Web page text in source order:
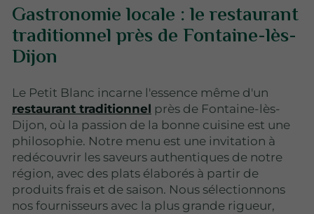
Gastronomie locale : le restaurant
traditionnel près de Fontaine-lès-
Dijon
Le Petit Blanc incarne l'essence même d'un
restaurant traditionnel près de Fontaine-lès-
Dijon, où la passion de la bonne cuisine est une
philosophie. Notre menu est une invitation à
redécouvrir les saveurs authentiques de notre
région, avec des plats élaborés à partir de
produits frais et de saison. Nous sélectionnons
nos fournisseurs avec la plus grande rigueur,